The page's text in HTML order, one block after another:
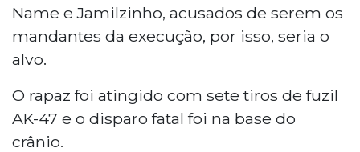
Name e Jamilzinho, acusados de serem os
mandantes da execução, por isso, seria o
alvo.
O rapaz foi atingido com sete tiros de fuzil
AK-47 e o disparo fatal foi na base do
crânio.